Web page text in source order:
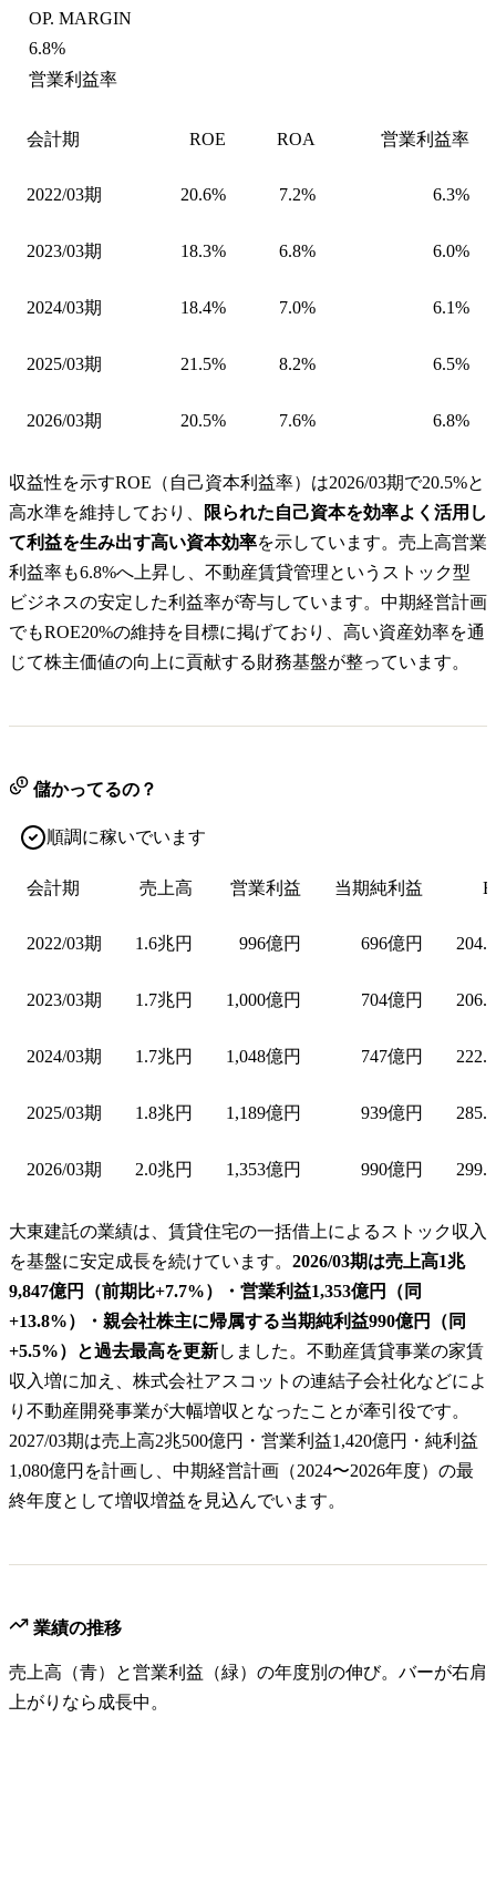
OP. MARGIN
6.8%
営業利益率
会計期 ROE ROA 営業利益率
2022/03期 20.6% 7.2% 6.3%
2023/03期 18.3% 6.8% 6.0%
2024/03期 18.4% 7.0% 6.1%
2025/03期 21.5% 8.2% 6.5%
2026/03期 20.5% 7.6% 6.8%
収益性を示すROE（自己資本利益率）は2026/03期で20.5%と
高水準を維持しており、
限られた自己資本を効率よく活用し
て利益を生み出す高い資本効率を示しています。売上高営業
利益率も6.8%へ上昇し、不動産賃貸管理というストック型
ビジネスの安定した利益率が寄与しています。中期経営計画
でもROE20%の維持を目標に掲げており、高い資産効率を通
じて株主価値の向上に貢献する財務基盤が整っています。
儲かってるの？
順調に稼いでいます
会計期 売上高 営業利益 当期純利益
2022/03期 1.6兆円 996億円 696億円
2023/03期 1.7兆円 1,000億円 704億円
2024/03期 1.7兆円 1,048億円 747億円
2025/03期 1.8兆円 1,189億円 939億円
2026/03期 2.0兆円 1,353億円 990億円
大東建託の業績は、賃貸住宅の一括借上によるストック収入
を基盤に安定成長を続けています。 2026/03期は売上高1兆
9,847億円（前期比+7.7%）・営業利益1,353億円（同
+13.8%）・親会社株主に帰属する当期純利益990億円（同
+5.5%）と過去最高を更新しました。不動産賃貸事業の家賃
収入増に加え、株式会社アスコットの連結子会社化などによ
り不動産開発事業が大幅増収となったことが牽引役です。
2027/03期は売上高2兆500億円・営業利益1,420億円・純利益
1,080億円を計画し、中期経営計画（2024〜2026年度）の最
終年度として増収増益を見込んでいます。
業績の推移
売上高（青）と営業利益（緑）の年度別の伸び。バーが右肩
上がりなら成長中。